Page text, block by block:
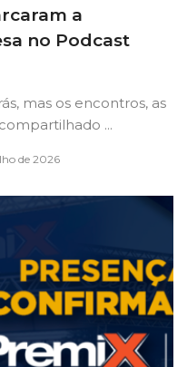
a
no Podcast
mas os encontros, as
...
de 2026